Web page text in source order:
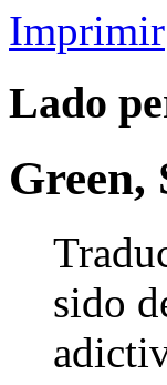
Imprimir
Lado
Green,
sido